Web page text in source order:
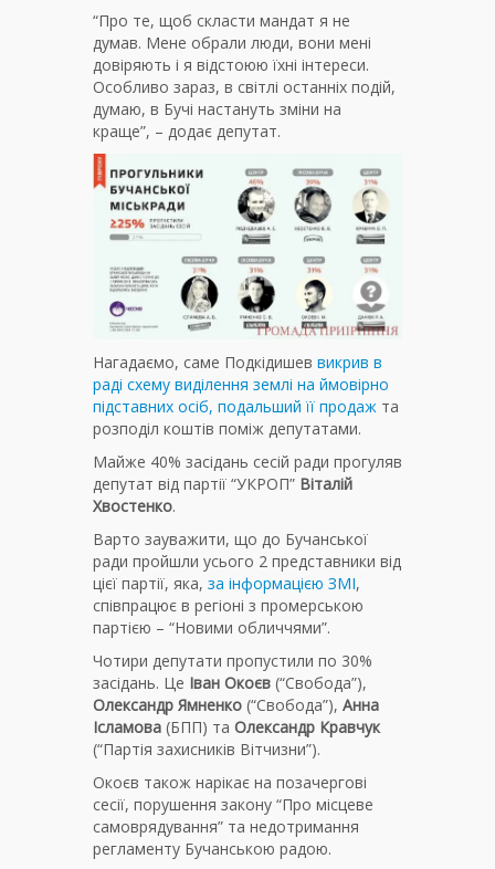
“Про те, щоб скласти мандат я не
думав. Мене обрали люди, вони мені
довіряють і я відстоюю їхні інтереси.
Особливо зараз, в світлі останніх подій,
думаю, в Бучі настануть зміни на
краще”, – додає депутат.
Нагадаємо, саме Подкідишев викрив в
раді схему виділення землі на ймовірно
підставних осіб, подальший її продаж та
розподіл коштів поміж депутатами.
Майже 40% засідань сесій ради прогуляв
депутат від партії “УКРОП” Віталій
Хвостенко.
Варто зауважити, що до Бучанської
ради пройшли усього 2 представники від
цієї партії, яка, за інформацією ЗМІ,
співпрацює в регіоні з промерською
партією – “Новими обличчями”.
Чотири депутати пропустили по 30%
засідань. Це Іван Окоєв (“Свобода”),
Олександр Ямненко (“Свобода”), Анна
Ісламова (БПП) та Олександр Кравчук
(“Партія захисників Вітчизни”).
Окоєв також нарікає на позачергові
сесії, порушення закону “Про місцеве
самоврядування” та недотримання
регламенту Бучанською радою.